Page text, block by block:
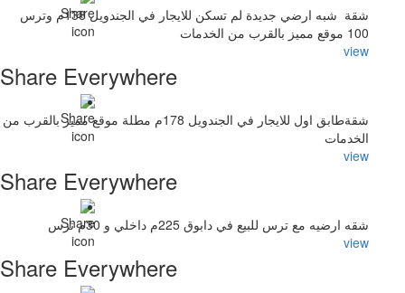
شقة شبه ارضي جديدة لم تسكن للايجار في الجندويل 138م وترس
100 موقع مميز بالقرب من الخدمات
view
Share Everywhere
شقةطابق اول للايجار في الجندويل 178م مطلة موقع مميز بالقرب من
الخدمات
view
Share Everywhere
شقه ارضيه مع ترس للبيع في دابوق 225م داخلي و 30م ترس
view
Share Everywhere